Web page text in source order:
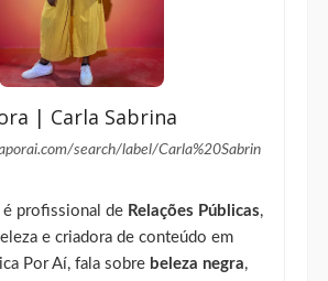
| Carla Sabrina
search/label/Carla%20Sabrin
é profissional de Relações Públicas,
e criadora de conteúdo em
Por Aí, fala sobre beleza negra,